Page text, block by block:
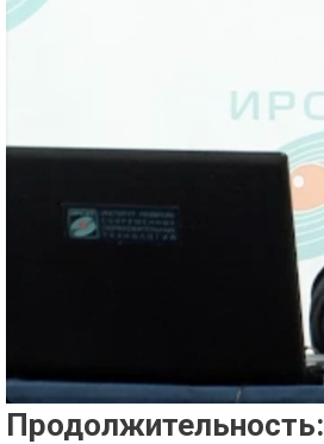
Продолжительность: